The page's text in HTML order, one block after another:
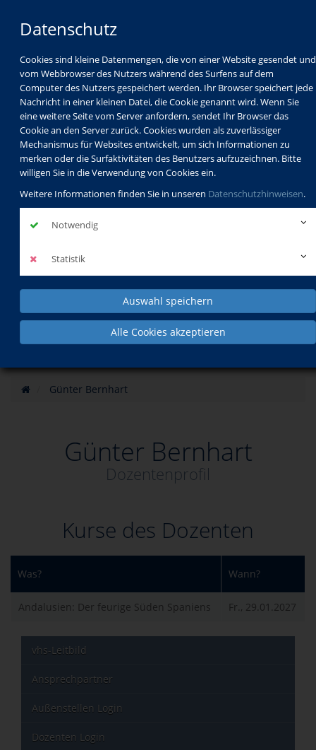
Datenschutz
Cookies sind kleine Datenmengen, die von einer Website gesendet und
vom Webbrowser des Nutzers während des Surfens auf dem
Computer des Nutzers gespeichert werden. Ihr Browser speichert jede
Nachricht in einer kleinen Datei, die Cookie genannt wird. Wenn Sie
eine weitere Seite vom Server anfordern, sendet Ihr Browser das
Cookie an den Server zurück. Cookies wurden als zuverlässiger
Mechanismus für Websites entwickelt, um sich Informationen zu
merken oder die Surfaktivitäten des Benutzers aufzuzeichnen. Bitte
willigen Sie in die Verwendung von Cookies ein.
Weitere Informationen finden Sie in unseren Datenschutzhinweisen.
Notwendig
Statistik
Auswahl speichern
Alle Cookies akzeptieren
Programm
Schulabschlüsse
Schulkindbetreuung
Service
Günter Bernhart
Günter Bernhart
Dozentenprofil
Kurse des Dozenten
Was? Wann?
Andalusien: Der feurige Süden Spaniens Fr., 29.01.2027
vhs-Leitbild
Ansprechpartner
Außenstellen Login
Dozenten Login